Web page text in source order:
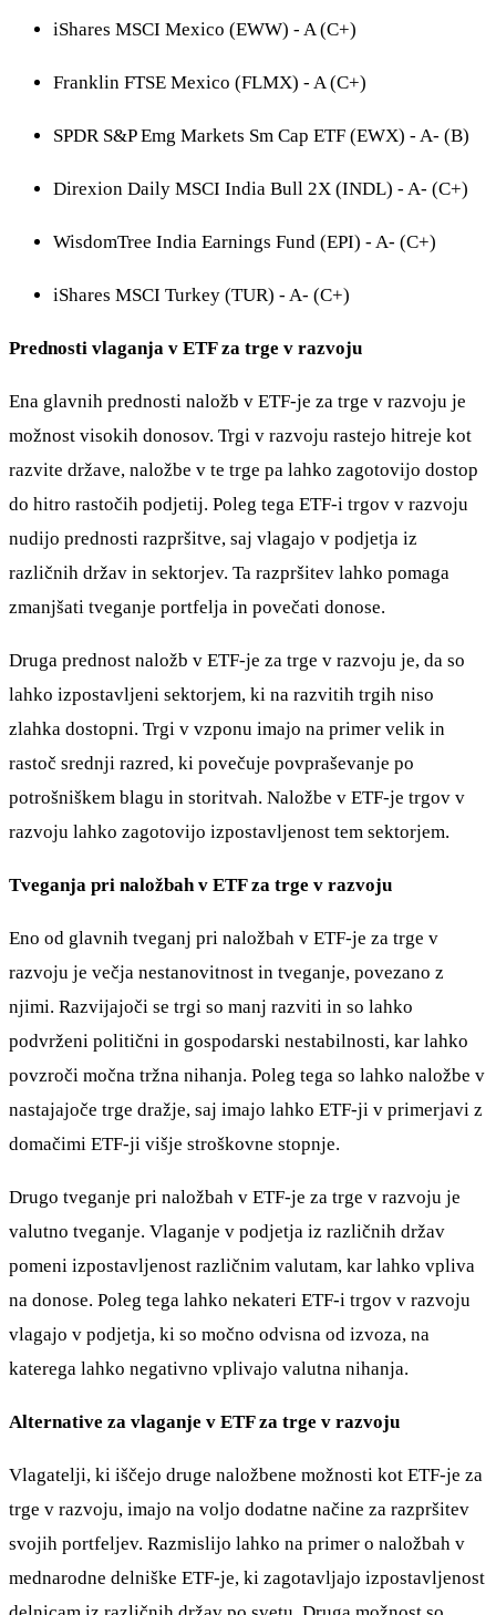
iShares MSCI Mexico (EWW) - A (C+)
Franklin FTSE Mexico (FLMX) - A (C+)
SPDR S&P Emg Markets Sm Cap ETF (EWX) - A- (B)
Direxion Daily MSCI India Bull 2X (INDL) - A- (C+)
WisdomTree India Earnings Fund (EPI) - A- (C+)
iShares MSCI Turkey (TUR) - A- (C+)
Prednosti vlaganja v ETF za trge v razvoju
Ena glavnih prednosti naložb v ETF-je za trge v razvoju je
možnost visokih donosov. Trgi v razvoju rastejo hitreje kot
razvite države, naložbe v te trge pa lahko zagotovijo dostop
do hitro rastočih podjetij. Poleg tega ETF-i trgov v razvoju
nudijo prednosti razpršitve, saj vlagajo v podjetja iz
različnih držav in sektorjev. Ta razpršitev lahko pomaga
zmanjšati tveganje portfelja in povečati donose.
Druga prednost naložb v ETF-je za trge v razvoju je, da so
lahko izpostavljeni sektorjem, ki na razvitih trgih niso
zlahka dostopni. Trgi v vzponu imajo na primer velik in
rastoč srednji razred, ki povečuje povpraševanje po
potrošniškem blagu in storitvah. Naložbe v ETF-je trgov v
razvoju lahko zagotovijo izpostavljenost tem sektorjem.
Tveganja pri naložbah v ETF za trge v razvoju
Eno od glavnih tveganj pri naložbah v ETF-je za trge v
razvoju je večja nestanovitnost in tveganje, povezano z
njimi. Razvijajoči se trgi so manj razviti in so lahko
podvrženi politični in gospodarski nestabilnosti, kar lahko
povzroči močna tržna nihanja. Poleg tega so lahko naložbe v
nastajajoče trge dražje, saj imajo lahko ETF-ji v primerjavi z
domačimi ETF-ji višje stroškovne stopnje.
Drugo tveganje pri naložbah v ETF-je za trge v razvoju je
valutno tveganje. Vlaganje v podjetja iz različnih držav
pomeni izpostavljenost različnim valutam, kar lahko vpliva
na donose. Poleg tega lahko nekateri ETF-i trgov v razvoju
vlagajo v podjetja, ki so močno odvisna od izvoza, na
katerega lahko negativno vplivajo valutna nihanja.
Alternative za vlaganje v ETF za trge v razvoju
Vlagatelji, ki iščejo druge naložbene možnosti kot ETF-je za
trge v razvoju, imajo na voljo dodatne načine za razpršitev
svojih portfeljev. Razmislijo lahko na primer o naložbah v
mednarodne delniške ETF-je, ki zagotavljajo izpostavljenost